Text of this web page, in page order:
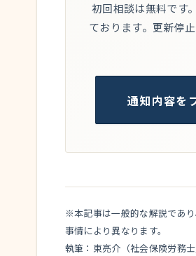
初回相談は無料です
ております。更新停
通知内容を
※本記事は一般的な解説であ
事情により異なります。
執筆：東亮介（社会保険労務